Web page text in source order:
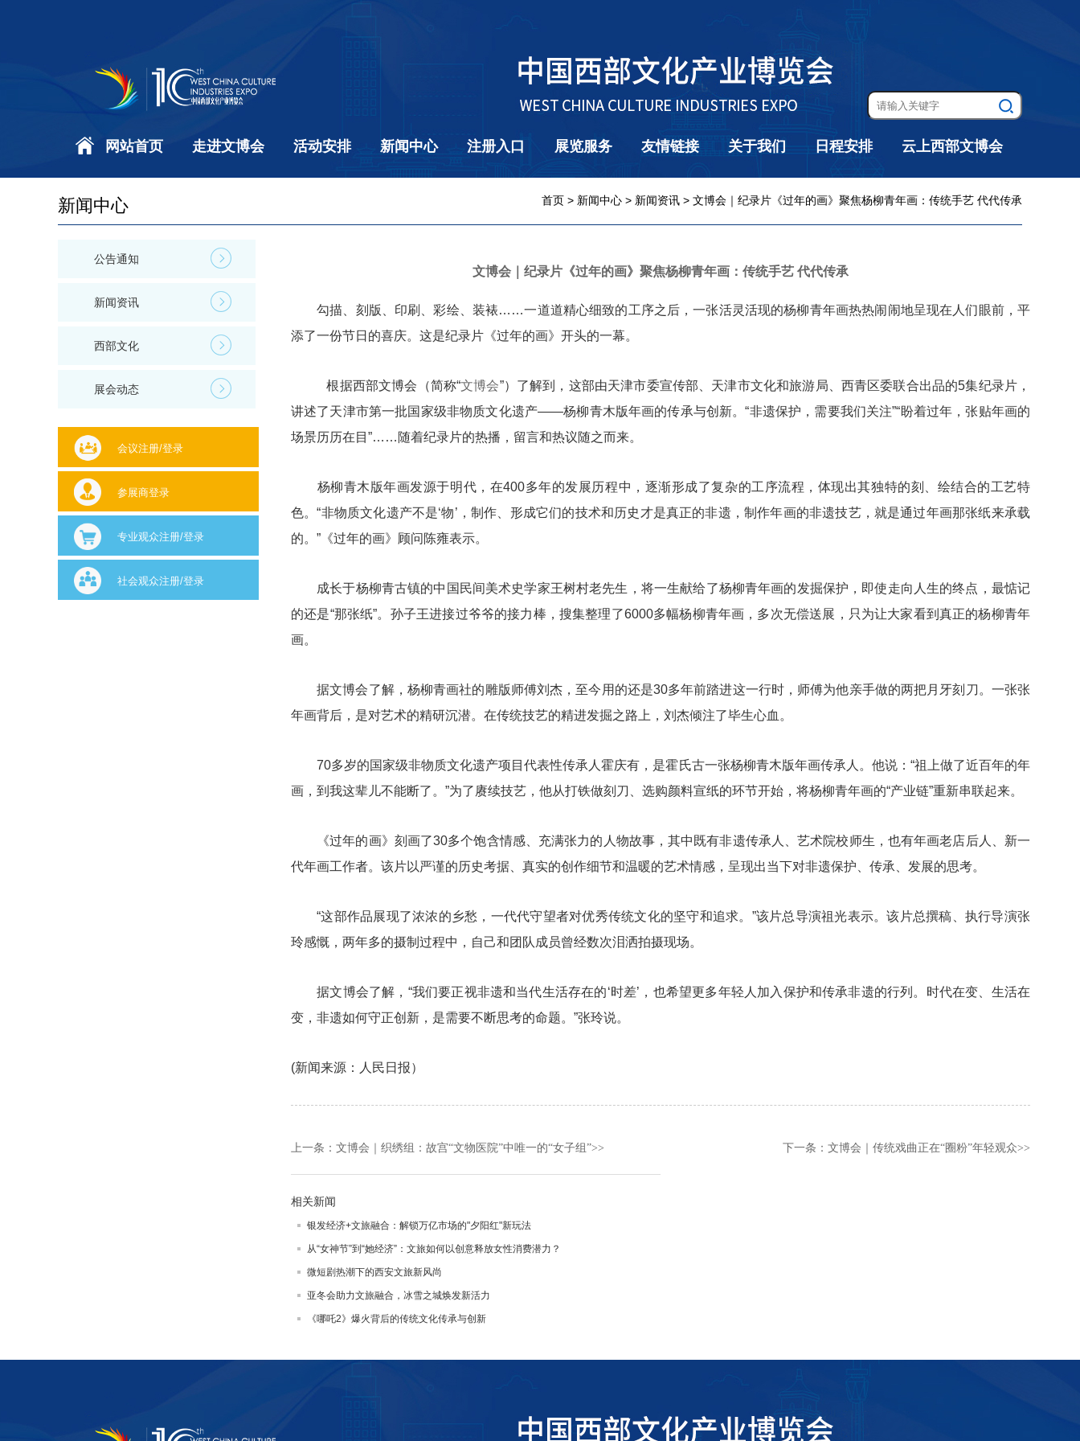
网站首页 走进文博会 活动安排 新闻中心 注册入口 展览服务 友情链接 关于我们 日程安排 云上西部文博会
新闻中心 首页 > 新闻中心 > 新闻资讯 > 文博会｜纪录片《过年的画》聚焦杨柳青年画：传统手艺 代代传承
公告通知
新闻资讯
西部文化
展会动态
会议注册/登录
参展商登录
专业观众注册/登录
社会观众注册/登录
文博会｜纪录片《过年的画》聚焦杨柳青年画：传统手艺 代代传承
勾描、刻版、印刷、彩绘、装裱……一道道精心细致的工序之后，一张活灵活现的杨柳青年画热热闹闹地呈现在人们眼前，平
添了一份节日的喜庆。这是纪录片《过年的画》开头的一幕。
根据西部文博会（简称“文博会”）了解到，这部由天津市委宣传部、天津市文化和旅游局、西青区委联合出品的5集纪录片，
讲述了天津市第一批国家级非物质文化遗产——杨柳青木版年画的传承与创新。“非遗保护，需要我们关注”“盼着过年，张贴年画的
场景历历在目”……随着纪录片的热播，留言和热议随之而来。
杨柳青木版年画发源于明代，在400多年的发展历程中，逐渐形成了复杂的工序流程，体现出其独特的刻、绘结合的工艺特
色。“非物质文化遗产不是‘物’，制作、形成它们的技术和历史才是真正的非遗，制作年画的非遗技艺，就是通过年画那张纸来承载
的。”《过年的画》顾问陈雍表示。
成长于杨柳青古镇的中国民间美术史学家王树村老先生，将一生献给了杨柳青年画的发掘保护，即使走向人生的终点，最惦记
的还是“那张纸”。孙子王进接过爷爷的接力棒，搜集整理了6000多幅杨柳青年画，多次无偿送展，只为让大家看到真正的杨柳青年
画。
据文博会了解，杨柳青画社的雕版师傅刘杰，至今用的还是30多年前踏进这一行时，师傅为他亲手做的两把月牙刻刀。一张张
年画背后，是对艺术的精研沉潜。在传统技艺的精进发掘之路上，刘杰倾注了毕生心血。
70多岁的国家级非物质文化遗产项目代表性传承人霍庆有，是霍氏古一张杨柳青木版年画传承人。他说：“祖上做了近百年的年
画，到我这辈儿不能断了。”为了赓续技艺，他从打铁做刻刀、选购颜料宣纸的环节开始，将杨柳青年画的“产业链”重新串联起来。
《过年的画》刻画了30多个饱含情感、充满张力的人物故事，其中既有非遗传承人、艺术院校师生，也有年画老店后人、新一
代年画工作者。该片以严谨的历史考据、真实的创作细节和温暖的艺术情感，呈现出当下对非遗保护、传承、发展的思考。
“这部作品展现了浓浓的乡愁，一代代守望者对优秀传统文化的坚守和追求。”该片总导演祖光表示。该片总撰稿、执行导演张
玲感慨，两年多的摄制过程中，自己和团队成员曾经数次泪洒拍摄现场。
据文博会了解，“我们要正视非遗和当代生活存在的‘时差’，也希望更多年轻人加入保护和传承非遗的行列。时代在变、生活在
变，非遗如何守正创新，是需要不断思考的命题。”张玲说。
(新闻来源：人民日报）
上一条： 文博会｜织绣组：故宫“文物医院”中唯一的“女子组”>> 下一条： 文博会｜传统戏曲正在“圈粉”年轻观众>>
相关新闻
银发经济+文旅融合：解锁万亿市场的"夕阳红"新玩法
从“女神节”到“她经济”：文旅如何以创意释放女性消费潜力？
微短剧热潮下的西安文旅新风尚
亚冬会助力文旅融合，冰雪之城焕发新活力
《哪吒2》爆火背后的传统文化传承与创新